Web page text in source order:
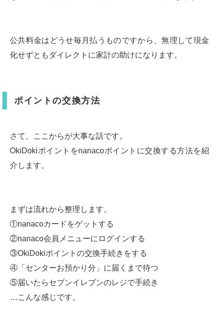
公共料金はどうせ毎月払うものですから、無理して現金
化せずともダイレクトに家計の助けになります。
ポイントの交換方法
さて、ここからが大事な話です。
OkiDokiポイントをnanacoポイントに交換する方法を紹
介します。
まずは流れから整理します。
①nanacoカードをゲットする
②nanaco会員メニューにログインする
③OkiDokiポイントの交換手続きをする
④「センターお預かり分」に届くまで待つ
⑤届いたらセブンイレブンのレジで手続き
…こんな感じです。